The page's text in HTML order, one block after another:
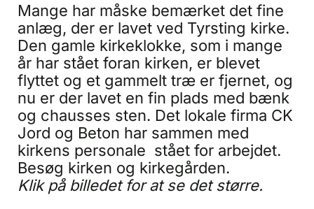
Mange har måske bemærket det fine
anlæg, der er lavet ved Tyrsting kirke.
Den gamle kirkeklokke, som i mange
år har stået foran kirken, er blevet
flyttet og et gammelt træ er fjernet, og
nu er der lavet en fin plads med bænk
og chausses sten. Det lokale firma CK
Jord og Beton har sammen med
kirkens personale stået for arbejdet.
Besøg kirken og kirkegården.
Klik på billedet for at se det større.